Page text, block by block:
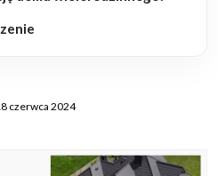
czerwca 2024